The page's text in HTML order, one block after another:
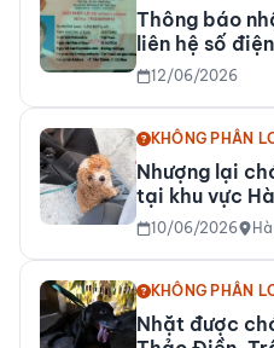
Thông báo
liên hệ số
12/06/2026
KHÔNG PHÂN
Nhượng lại
tại khu vực
10/06/2026
KHÔNG PHÂN
Nhặt được